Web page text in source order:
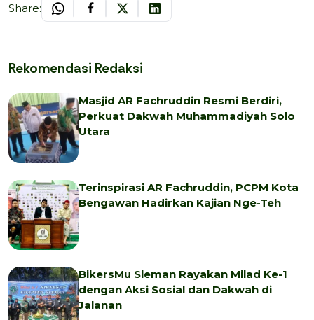
Share:
Rekomendasi Redaksi
Masjid AR Fachruddin Resmi Berdiri,
Perkuat Dakwah Muhammadiyah Solo
Utara
Terinspirasi AR Fachruddin, PCPM Kota
Bengawan Hadirkan Kajian Nge-Teh
BikersMu Sleman Rayakan Milad Ke-1
dengan Aksi Sosial dan Dakwah di
Jalanan